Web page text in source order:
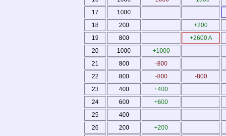
17
1000
18
200
+200
19
800
+2600 A
20
1000
+1000
21
800
-800
22
800 -800
-800
23
400
+400
24
600
+600
25
400
26
200
+200